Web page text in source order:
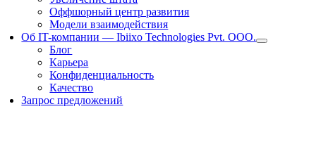
Оффшорный центр развития
Модели взаимодействия
Об IT-компании — Ibiixo Technologies Pvt. ООО.
Блог
Карьера
Конфиденциальность
Качество
Запрос предложений